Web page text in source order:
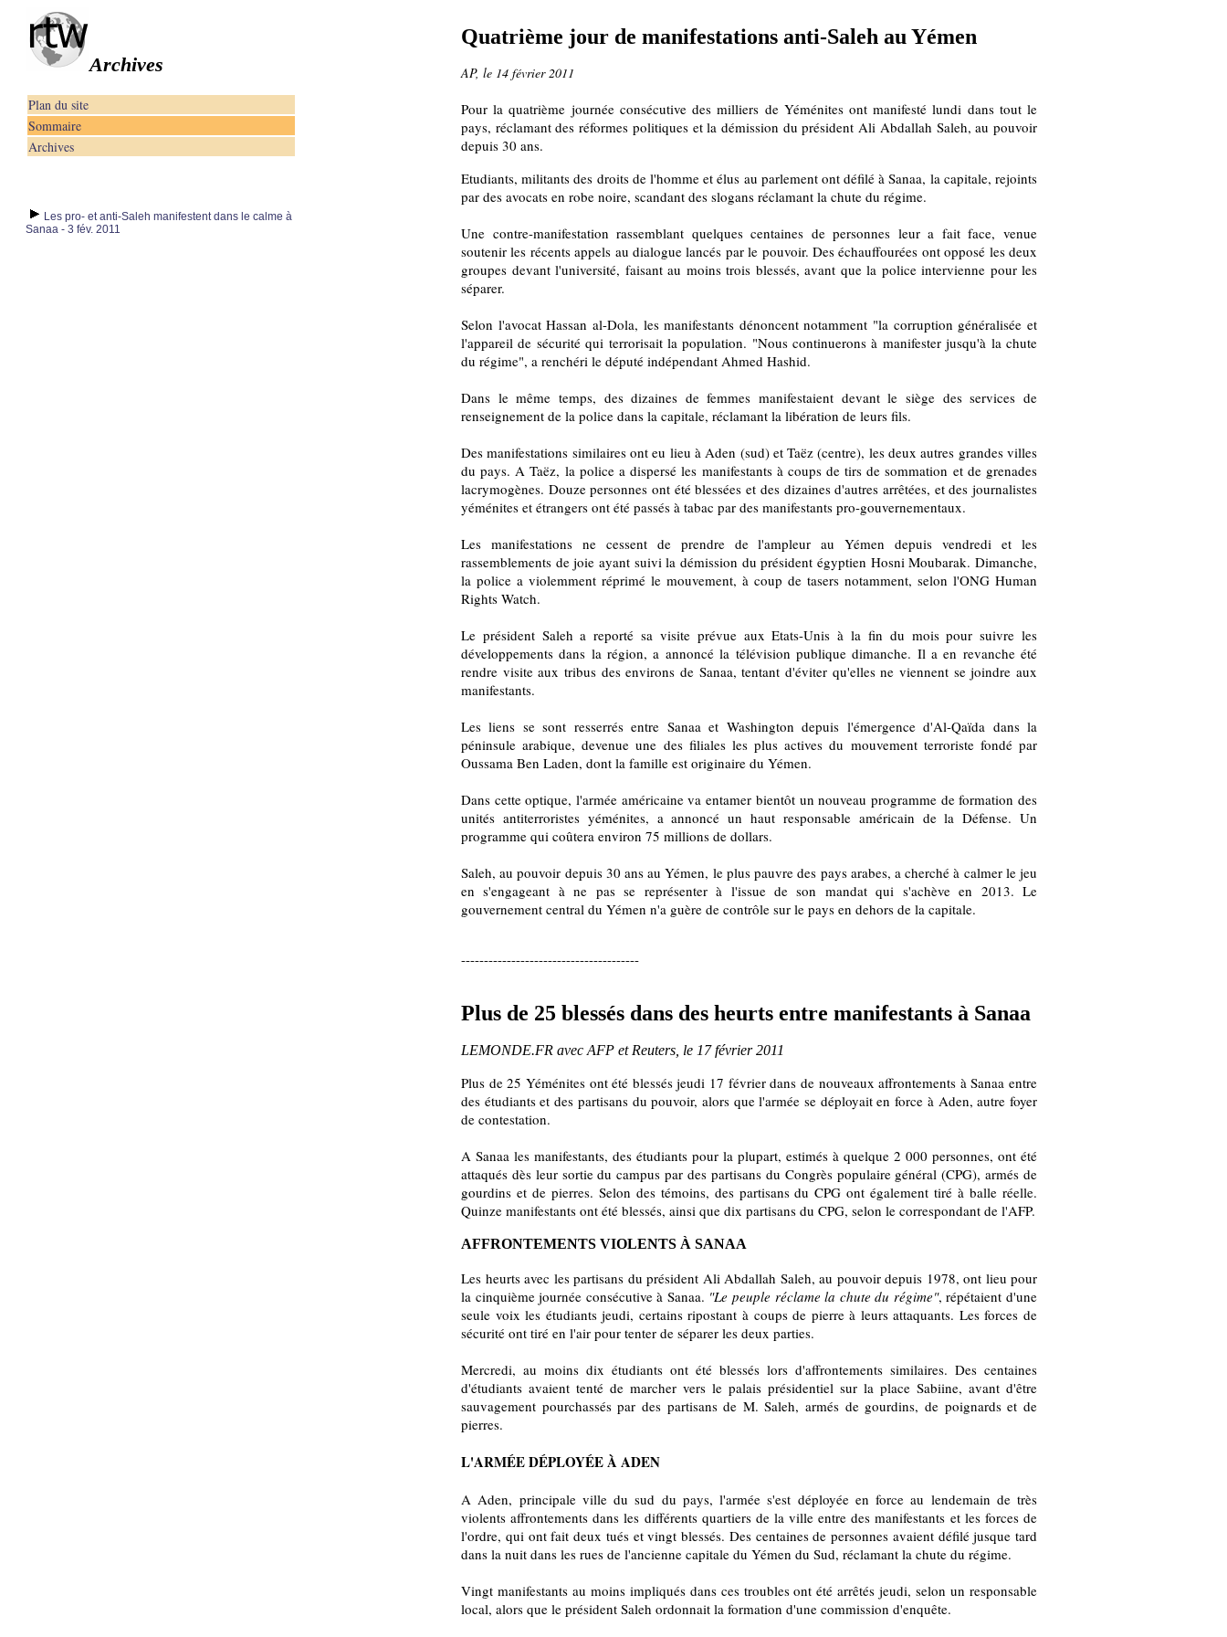
Archives
Plan du site
Sommaire
Archives
Les pro- et anti-Saleh manifestent dans le calme à
Sanaa - 3 fév. 2011
Quatrième jour de manifestations anti-Saleh au Yémen
AP, le 14 février 2011
Pour la quatrième journée consécutive des milliers de Yéménites ont manifesté lundi dans tout le
pays, réclamant des réformes politiques et la démission du président Ali Abdallah Saleh, au pouvoir
depuis 30 ans.
Etudiants, militants des droits de l'homme et élus au parlement ont défilé à Sanaa, la capitale, rejoints
par des avocats en robe noire, scandant des slogans réclamant la chute du régime.
Une contre-manifestation rassemblant quelques centaines de personnes leur a fait face, venue
soutenir les récents appels au dialogue lancés par le pouvoir. Des échauffourées ont opposé les deux
groupes devant l'université, faisant au moins trois blessés, avant que la police intervienne pour les
séparer.
Selon l'avocat Hassan al-Dola, les manifestants dénoncent notamment "la corruption généralisée et
l'appareil de sécurité qui terrorisait la population. "Nous continuerons à manifester jusqu'à la chute
du régime", a renchéri le député indépendant Ahmed Hashid.
Dans le même temps, des dizaines de femmes manifestaient devant le siège des services de
renseignement de la police dans la capitale, réclamant la libération de leurs fils.
Des manifestations similaires ont eu lieu à Aden (sud) et Taëz (centre), les deux autres grandes villes
du pays. A Taëz, la police a dispersé les manifestants à coups de tirs de sommation et de grenades
lacrymogènes. Douze personnes ont été blessées et des dizaines d'autres arrêtées, et des journalistes
yéménites et étrangers ont été passés à tabac par des manifestants pro-gouvernementaux.
Les manifestations ne cessent de prendre de l'ampleur au Yémen depuis vendredi et les
rassemblements de joie ayant suivi la démission du président égyptien Hosni Moubarak. Dimanche,
la police a violemment réprimé le mouvement, à coup de tasers notamment, selon l'ONG Human
Rights Watch.
Le président Saleh a reporté sa visite prévue aux Etats-Unis à la fin du mois pour suivre les
développements dans la région, a annoncé la télévision publique dimanche. Il a en revanche été
rendre visite aux tribus des environs de Sanaa, tentant d'éviter qu'elles ne viennent se joindre aux
manifestants.
Les liens se sont resserrés entre Sanaa et Washington depuis l'émergence d'Al-Qaïda dans la
péninsule arabique, devenue une des filiales les plus actives du mouvement terroriste fondé par
Oussama Ben Laden, dont la famille est originaire du Yémen.
Dans cette optique, l'armée américaine va entamer bientôt un nouveau programme de formation des
unités antiterroristes yéménites, a annoncé un haut responsable américain de la Défense. Un
programme qui coûtera environ 75 millions de dollars.
Saleh, au pouvoir depuis 30 ans au Yémen, le plus pauvre des pays arabes, a cherché à calmer le jeu
en s'engageant à ne pas se représenter à l'issue de son mandat qui s'achève en 2013. Le
gouvernement central du Yémen n'a guère de contrôle sur le pays en dehors de la capitale.
---------------------------------------
Plus de 25 blessés dans des heurts entre manifestants à Sanaa
LEMONDE.FR avec AFP et Reuters, le 17 février 2011
Plus de 25 Yéménites ont été blessés jeudi 17 février dans de nouveaux affrontements à Sanaa entre
des étudiants et des partisans du pouvoir, alors que l'armée se déployait en force à Aden, autre foyer
de contestation.
A Sanaa les manifestants, des étudiants pour la plupart, estimés à quelque 2 000 personnes, ont été
attaqués dès leur sortie du campus par des partisans du Congrès populaire général (CPG), armés de
gourdins et de pierres. Selon des témoins, des partisans du CPG ont également tiré à balle réelle.
Quinze manifestants ont été blessés, ainsi que dix partisans du CPG, selon le correspondant de l'AFP.
AFFRONTEMENTS VIOLENTS À SANAA
Les heurts avec les partisans du président Ali Abdallah Saleh, au pouvoir depuis 1978, ont lieu pour
la cinquième journée consécutive à Sanaa. "Le peuple réclame la chute du régime", répétaient d'une
seule voix les étudiants jeudi, certains ripostant à coups de pierre à leurs attaquants. Les forces de
sécurité ont tiré en l'air pour tenter de séparer les deux parties.
Mercredi, au moins dix étudiants ont été blessés lors d'affrontements similaires. Des centaines
d'étudiants avaient tenté de marcher vers le palais présidentiel sur la place Sabiine, avant d'être
sauvagement pourchassés par des partisans de M. Saleh, armés de gourdins, de poignards et de
pierres.
L'ARMÉE DÉPLOYÉE À ADEN
A Aden, principale ville du sud du pays, l'armée s'est déployée en force au lendemain de très
violents affrontements dans les différents quartiers de la ville entre des manifestants et les forces de
l'ordre, qui ont fait deux tués et vingt blessés. Des centaines de personnes avaient défilé jusque tard
dans la nuit dans les rues de l'ancienne capitale du Yémen du Sud, réclamant la chute du régime.
Vingt manifestants au moins impliqués dans ces troubles ont été arrêtés jeudi, selon un responsable
local, alors que le président Saleh ordonnait la formation d'une commission d'enquête.